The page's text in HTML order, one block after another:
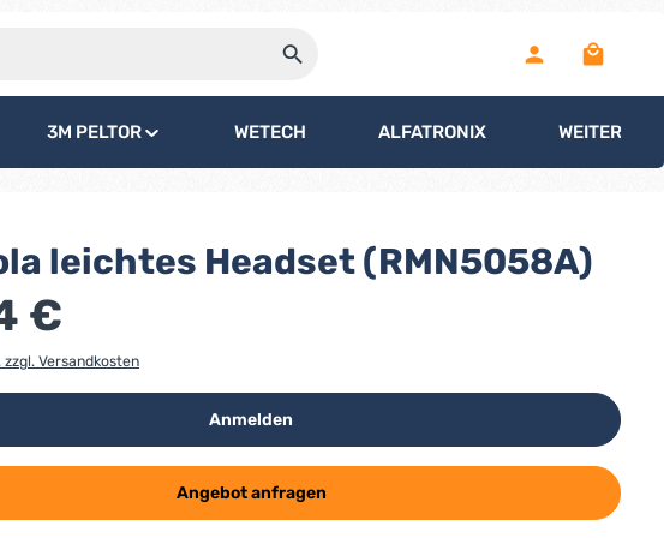
3M PELTOR WETECH ALFATRONIX WEITERE
leichtes Headset (RMN5058A)
€
Versandkosten
Anmelden
Angebot anfragen